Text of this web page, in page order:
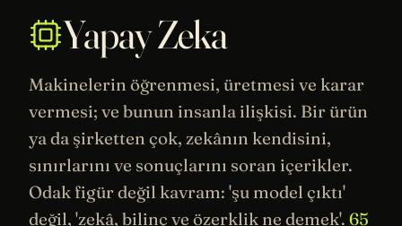
Yapay Zeka
Makinelerin öğrenmesi, üretmesi ve karar
vermesi; ve bunun insanla ilişkisi. Bir ürün
ya da şirketten çok, zekânın kendisini,
sınırlarını ve sonuçlarını soran içerikler.
Odak figür değil kavram: 'şu model çıktı'
değil, 'zekâ, bilinç ve özerklik ne demek'. 65